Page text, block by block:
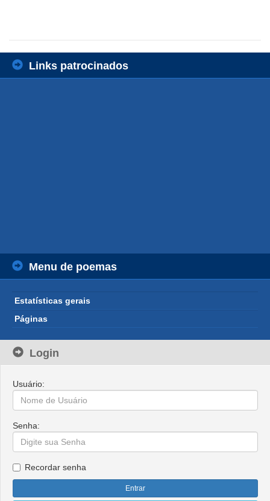
Links patrocinados
Menu de poemas
Estatísticas gerais
Páginas
Login
Usuário:
Senha:
Recordar senha